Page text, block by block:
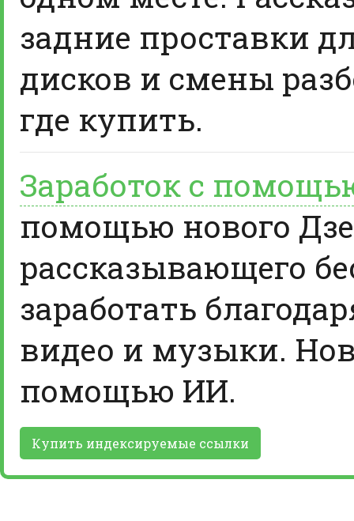
задние проставки
дисков и смены
где купить.
Заработок с
помощью нового
рассказывающего
заработать
видео и музыки.
помощью ИИ.
Купить индексируемые ссылки